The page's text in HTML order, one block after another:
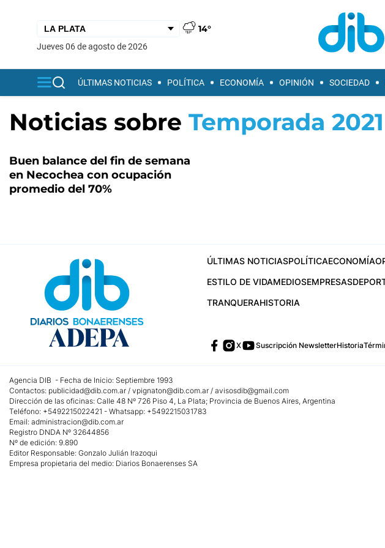
14°
jueves 06 de agosto de 2026
ÚLTIMAS NOTICIAS POLÍTICA ECONOMÍA OPINIÓN SOCIEDAD
Noticias sobre Temporada 2021
Buen balance del fin de semana
en Necochea con ocupación
promedio del 70%
ÚLTIMAS NOTICIASPOLÍTICAECONOMÍA
ESTILO DE VIDAMEDIOSEMPRESAS
TRANQUERAHISTORIA
X Suscripción NewsletterHistoria
Agencia DIB - Fecha de Inicio: Septiembre 1993
Contactos: publicidad@dib.com.ar / vpignaton@dib.com.ar / avisosdib@gmail.com
Dirección de las oficinas: Calle 48 Nº 726 Piso 4, La Plata; Provincia de Buenos Aires, Argentina
Teléfono: +5492215022421 - Whatsapp: +5492215031783
Email: administracion@dib.com.ar
Registro DNDA Nº 32644856
Nº de edición: 9.890
Editor Responsable: Gonzalo Julián Irazoqui
Empresa propietaria del medio: Diarios Bonaerenses SA